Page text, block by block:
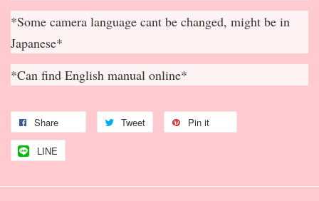
*Some camera language cant be changed, might be in
Japanese*
*Can find English manual online*
Share Tweet Pin it
LINE